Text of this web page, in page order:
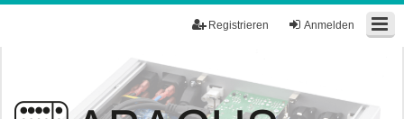
Anmelden
Registrieren